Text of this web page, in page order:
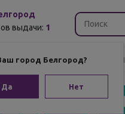
выдачи: 1
город Белгород?
Да Нет
Бренды